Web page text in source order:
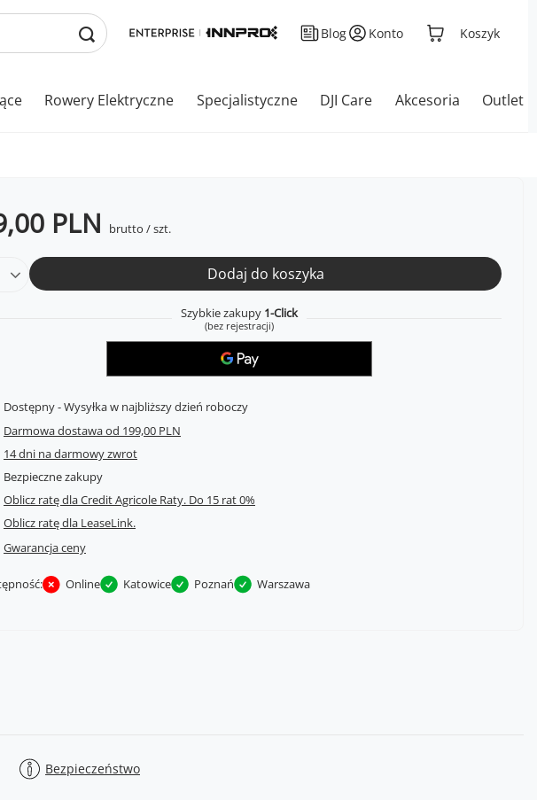
Blog Konto Koszyk
Rowery Elektryczne Specjalistyczne DJI Care Akcesoria Outlet
PLN brutto /szt.
Dodaj do koszyka
Szybkie zakupy 1-Click
(bez rejestracji)
Dostępny- Wysyłka w najbliższy dzień roboczy
Darmowa dostawa od 199,00 PLN
14dni na darmowy zwrot
Bezpieczne zakupy
Oblicz ratę dla Credit Agricole Raty.
Oblicz ratę dla LeaseLink.
Gwarancja ceny
Online Katowice Poznań Warszawa
Bezpieczeństwo